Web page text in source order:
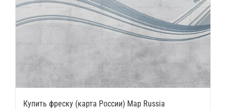
Купить фреску (карта России) Map Russia